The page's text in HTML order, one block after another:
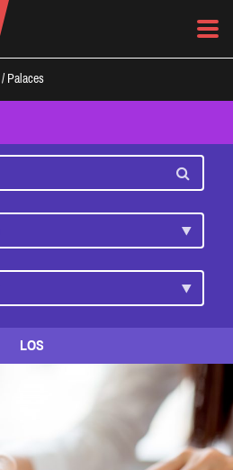
/ Palaces
LOS